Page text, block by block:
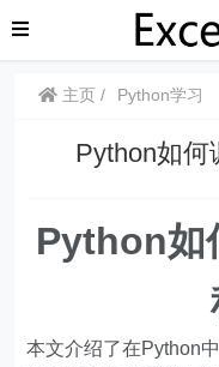
主页 Python学习
Python如何
Python如
本文介绍了在Python